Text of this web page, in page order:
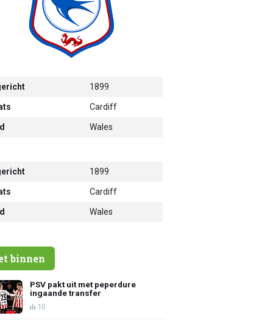
1899
Cardiff
Wales
1899
Cardiff
Wales
binnen
PSV pakt uit met peperdure
ingaande transfer
10